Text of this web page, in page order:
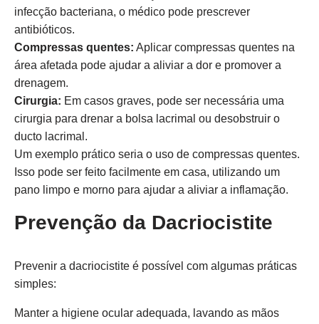
infecção bacteriana, o médico pode prescrever
antibióticos.
Compressas quentes: Aplicar compressas quentes na
área afetada pode ajudar a aliviar a dor e promover a
drenagem.
Cirurgia: Em casos graves, pode ser necessária uma
cirurgia para drenar a bolsa lacrimal ou desobstruir o
ducto lacrimal.
Um exemplo prático seria o uso de compressas quentes.
Isso pode ser feito facilmente em casa, utilizando um
pano limpo e morno para ajudar a aliviar a inflamação.
Prevenção da Dacriocistite
Prevenir a dacriocistite é possível com algumas práticas
simples:
Manter a higiene ocular adequada, lavando as mãos